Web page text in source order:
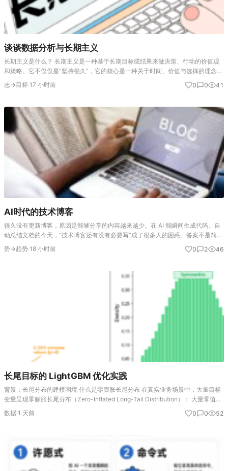
谈谈数据分析与长期主义
长期主义是什么？ 长期主义是一种基于长期目标或结果来做决策、行动的价值观
和策略。它不仅仅是“坚持很久”，它的核心是一种关于时间、价值与选择的理念。
核心定义：它是一场与“未来”的交易 长期主义的本质，是为了获取未来更大的、
可持续的价值，而主…
志→目标·17 小时前 0 0 41
AI时代的技术博客
很久没有更新博客，原因是能够分享的内容越来越少。在 AI 能瞬间生成代码、自
动总结文档的今天，“技术博客还有没有必要写”成了很多人的困惑。答案不是简单
的“写”或“不写”，而是一次深刻的价值重心转移。AI时代谁还看博客!？或许是一个
无法反驳的…
势→趋势·18 小时前 0 2 46
长尾目标的 LightGBM 优化实践
背景：长尾分布的建模困境 什么是零膨胀长尾分布 在真实业务场景中，大量目标
变量呈现零膨胀长尾分布（Zero-Inflated Long-Tail Distribution）： 大量零值：
目标变量中零值占比极高（如 40%~60%） 少量极端…
数据·1 天前 0 0 52